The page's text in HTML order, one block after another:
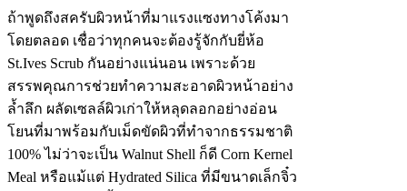
ถ้าพูดถึงสครับผิวหน้าที่มาแรงแซงทางโค้งมา
โดยตลอด เชื่อว่าทุกคนจะต้องรู้จักกับยี่ห้อ
St.Ives Scrub กันอย่างแน่นอน เพราะด้วย
สรรพคุณการช่วยทำความสะอาดผิวหน้าอย่าง
ล้ำลึก ผลัดเซลล์ผิวเก่าให้หลุดลอกอย่างอ่อน
โยนที่มาพร้อมกับเม็ดขัดผิวที่ทำจากธรรมชาติ
100% ไม่ว่าจะเป็น Walnut Shell ก็ดี Corn Kernel
Meal หรือแม้แต่ Hydrated Silica ที่มีขนาดเล็กจิ๋ว